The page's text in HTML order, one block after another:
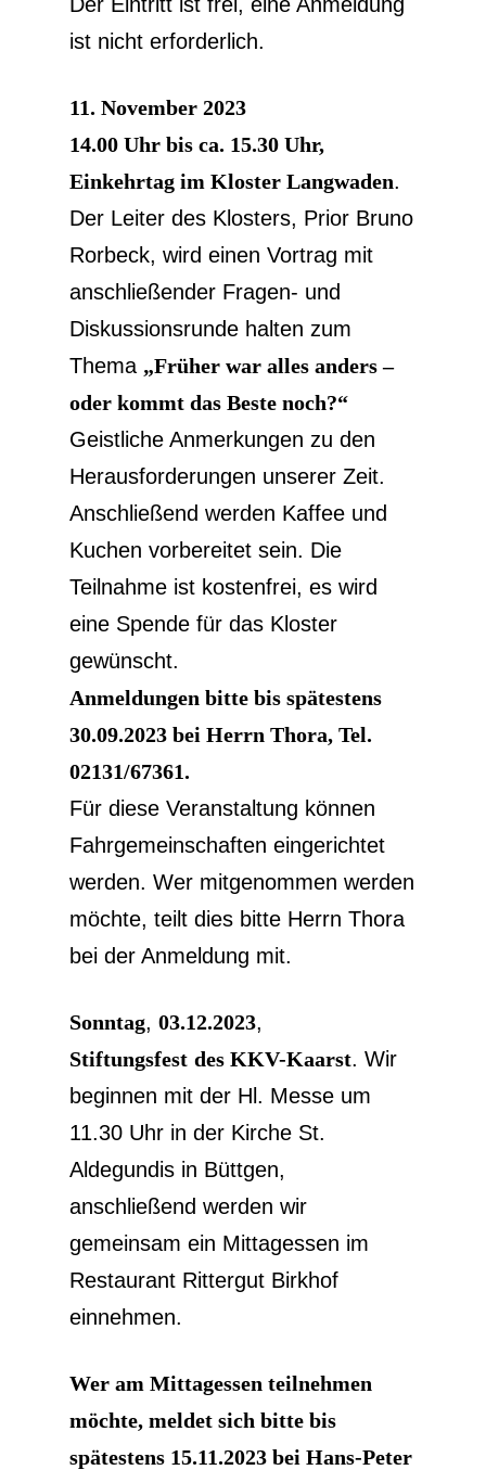
ist nicht erforderlich.
11. November 2023
14.00 Uhr bis ca. 15.30 Uhr,
Einkehrtag im Kloster Langwaden.
Der Leiter des Klosters, Prior Bruno
Rorbeck, wird einen Vortrag mit
anschließender Fragen- und
Diskussionsrunde halten zum
Thema „Früher war alles anders –
oder kommt das Beste noch?“
Geistliche Anmerkungen zu den
Herausforderungen unserer Zeit.
Anschließend werden Kaffee und
Kuchen vorbereitet sein. Die
Teilnahme ist kostenfrei, es wird
eine Spende für das Kloster
gewünscht.
Anmeldungen bitte bis spätestens
30.09.2023 bei Herrn Thora, Tel.
02131/67361.
Für diese Veranstaltung können
Fahrgemeinschaften eingerichtet
werden. Wer mitgenommen werden
möchte, teilt dies bitte Herrn Thora
bei der Anmeldung mit.
Sonntag, 03.12.2023,
Stiftungsfest des KKV-Kaarst. Wir
beginnen mit der Hl. Messe um
11.30 Uhr in der Kirche St.
Aldegundis in Büttgen,
anschließend werden wir
gemeinsam ein Mittagessen im
Restaurant Rittergut Birkhof
einnehmen.
Wer am Mittagessen teilnehmen
möchte, meldet sich bitte bis
spätestens 15.11.2023 bei Hans-Peter